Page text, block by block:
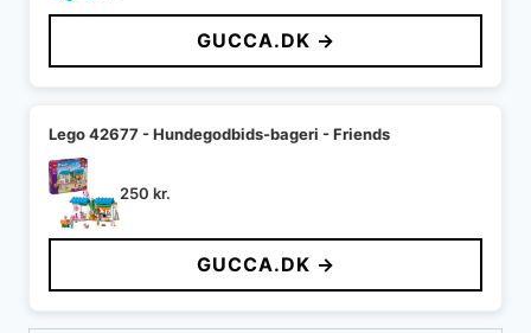
GUCCA.DK →
Lego 42677 - Hundegodbids-bageri - Friends
250 kr.
GUCCA.DK →